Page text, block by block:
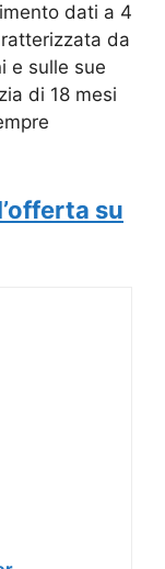
dati a 4
da
e sulle sue
di 18 mesi
su